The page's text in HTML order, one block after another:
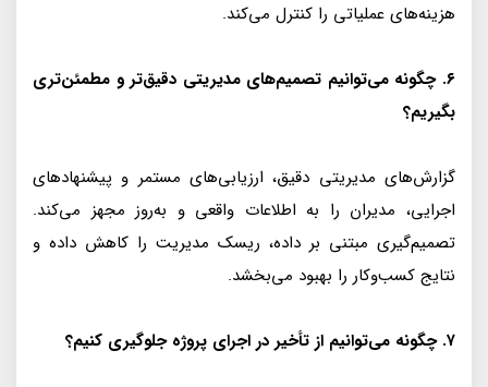
هزینه‌های عملیاتی را کنترل می‌کند.
۶. چگونه می‌توانیم تصمیم‌های مدیریتی دقیق‌تر و مطمئن‌تری
بگیریم؟
گزارش‌های مدیریتی دقیق، ارزیابی‌های مستمر و پیشنهادهای
اجرایی، مدیران را به اطلاعات واقعی و به‌روز مجهز می‌کند.
تصمیم‌گیری مبتنی بر داده، ریسک مدیریت را کاهش داده و
نتایج کسب‌وکار را بهبود می‌بخشد.
۷. چگونه می‌توانیم از تأخیر در اجرای پروژه جلوگیری کنیم؟